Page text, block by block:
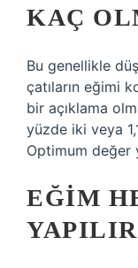
KAÇ
Bu genellikle
çatıların eğimi
bir açıklama
yüzde iki veya
Optimum değer
EĞIM